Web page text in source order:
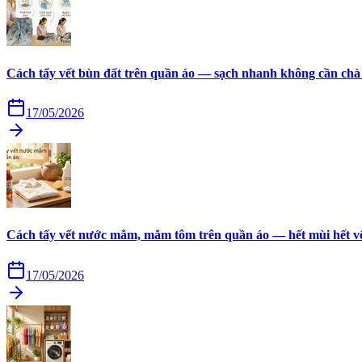
Cách tẩy vết bùn đất trên quần áo — sạch nhanh không cần
17/05/2026
Cách tẩy vết nước mắm, mắm tôm trên quần áo — hết mùi hết
17/05/2026